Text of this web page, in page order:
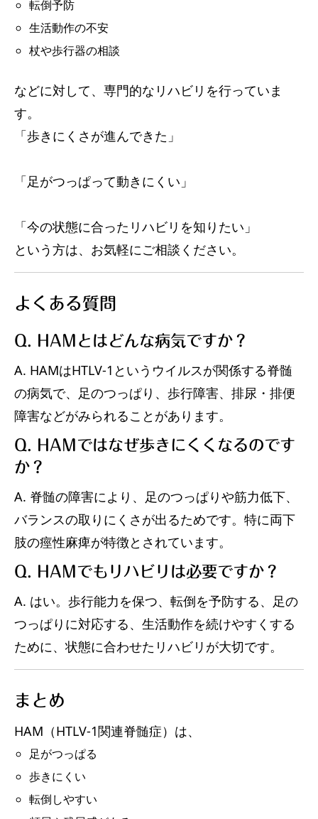
転倒予防
生活動作の不安
杖や歩行器の相談
などに対して、専門的なリハビリを行っていま
す。
「歩きにくさが進んできた」
「足がつっぱって動きにくい」
「今の状態に合ったリハビリを知りたい」
という方は、お気軽にご相談ください。
よくある質問
Q. HAMとはどんな病気ですか？
A. HAMはHTLV-1というウイルスが関係する脊髄
の病気で、足のつっぱり、歩行障害、排尿・排便
障害などがみられることがあります。
Q. HAMではなぜ歩きにくくなるのです
か？
A. 脊髄の障害により、足のつっぱりや筋力低下、
バランスの取りにくさが出るためです。特に両下
肢の痙性麻痺が特徴とされています。
Q. HAMでもリハビリは必要ですか？
A. はい。歩行能力を保つ、転倒を予防する、足の
つっぱりに対応する、生活動作を続けやすくする
ために、状態に合わせたリハビリが大切です。
まとめ
HAM（HTLV-1関連脊髄症）は、
足がつっぱる
歩きにくい
転倒しやすい